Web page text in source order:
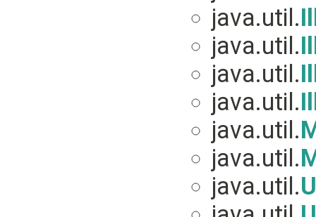
java.util.
java.util.
java.util.
java.util.
java.util.
java.util.
java.util.